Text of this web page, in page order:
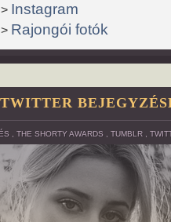
Instagram
Rajongói fotók
THE SHORTY AWARDS TUMBLR